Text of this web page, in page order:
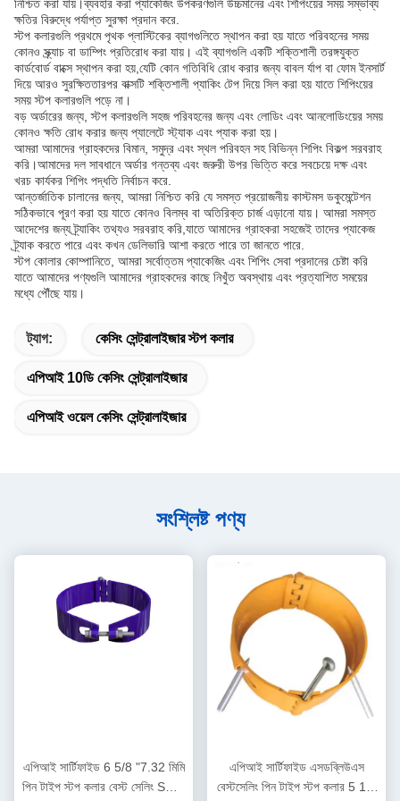
নিশ্চিত করা যায়।ব্যবহার করা প্যাকেজিং উপকরণগুলি উচ্চমানের এবং শিপিংয়ের সময় সম্ভাব্য
ক্ষতির বিরুদ্ধে পর্যাপ্ত সুরক্ষা প্রদান করে.
স্টপ কলারগুলি প্রথমে পৃথক প্লাস্টিকের ব্যাগগুলিতে স্থাপন করা হয় যাতে পরিবহনের সময়
কোনও স্ক্র্যাচ বা ডাম্পিং প্রতিরোধ করা যায়। এই ব্যাগগুলি একটি শক্তিশালী তরঙ্গযুক্ত
কার্ডবোর্ড বাক্সে স্থাপন করা হয়,যেটি কোন গতিবিধি রোধ করার জন্য বাবল র্যাপ বা ফোম ইনসার্ট
দিয়ে আরও সুরক্ষিততারপর বাক্সটি শক্তিশালী প্যাকিং টেপ দিয়ে সিল করা হয় যাতে শিপিংয়ের
সময় স্টপ কলারগুলি পড়ে না।
বড় অর্ডারের জন্য, স্টপ কলারগুলি সহজ পরিবহনের জন্য এবং লোডিং এবং আনলোডিংয়ের সময়
কোনও ক্ষতি রোধ করার জন্য প্যালেটে স্ট্যাক এবং প্যাক করা হয়।
আমরা আমাদের গ্রাহকদের বিমান, সমুদ্র এবং স্থল পরিবহন সহ বিভিন্ন শিপিং বিকল্প সরবরাহ
করি।আমাদের দল সাবধানে অর্ডার গন্তব্য এবং জরুরী উপর ভিত্তি করে সবচেয়ে দক্ষ এবং
খরচ কার্যকর শিপিং পদ্ধতি নির্বাচন করে.
আন্তর্জাতিক চালানের জন্য, আমরা নিশ্চিত করি যে সমস্ত প্রয়োজনীয় কাস্টমস ডকুমেন্টেশন
সঠিকভাবে পূরণ করা হয় যাতে কোনও বিলম্ব বা অতিরিক্ত চার্জ এড়ানো যায়। আমরা সমস্ত
আদেশের জন্য ট্র্যাকিং তথ্যও সরবরাহ করি,যাতে আমাদের গ্রাহকরা সহজেই তাদের প্যাকেজ
ট্র্যাক করতে পারে এবং কখন ডেলিভারি আশা করতে পারে তা জানতে পারে.
স্টপ কোলার কোম্পানিতে, আমরা সর্বোত্তম প্যাকেজিং এবং শিপিং সেবা প্রদানের চেষ্টা করি
যাতে আমাদের পণ্যগুলি আমাদের গ্রাহকদের কাছে নিখুঁত অবস্থায় এবং প্রত্যাশিত সময়ের
মধ্যে পৌঁছে যায়।
ট্যাগ: কেসিং সেন্ট্রালাইজার স্টপ কলার
এপিআই 10ডি কেসিং সেন্ট্রালাইজার
এপিআই ওয়েল কেসিং সেন্ট্রালাইজার
সংশ্লিষ্ট পণ্য
এপিআই সার্টিফাইড 6 5/8 "7.32 মিমি
পিন টাইপ স্টপ কলার বেস্ট সেলিং SWS
এপিআই সার্টিফাইড এসডব্লিউএস
বেস্টসেলিং পিন টাইপ স্টপ কলার 5 1/2